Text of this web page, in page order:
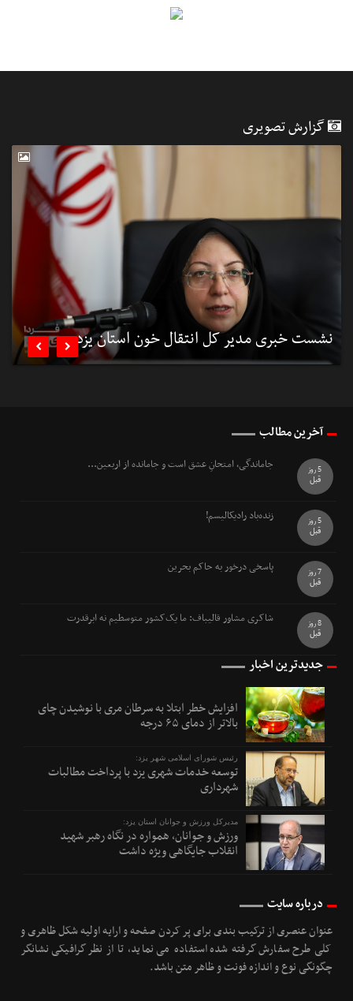
گزارش تصویری
نشست خبری مدیر کل انتقال خون استان یزد  
آخرین مطالب
جاماندگی، امتحانِ عشق است و جامانده از اربعین...
5 روز
قبل
زنده‌باد رادیکالیسم!
5 روز
قبل
پاسخی درخور به حاکم بحرین
7 روز
قبل
شاکری مشاور قالیباف: ما یک‌کشور متوسطیم نه ابرقدرت
8 روز
قبل
جدیدترین اخبار
افزایش خطر ابتلا به سرطان مری با نوشیدن چای
بالاتر از دمای ۶۵ درجه
رئیس شورای اسلامی شهر یزد:
توسعه خدمات شهری یزد با پرداخت مطالبات
شهرداری
مدیرکل ورزش و جوانان استان یزد:
ورزش و جوانان، همواره در نگاه رهبر شهید
انقلاب جایگاهی ویژه داشت
درباره سایت
عنوان عنصری از ترکیب بندی برای پر کردن صفحه و ارایه اولیه شکل ظاهری و
کلی طرح سفارش گرفته شده استفاده می نماید، تا از نظر گرافیکی نشانگر
چگونگی نوع و اندازه فونت و ظاهر متن باشد.